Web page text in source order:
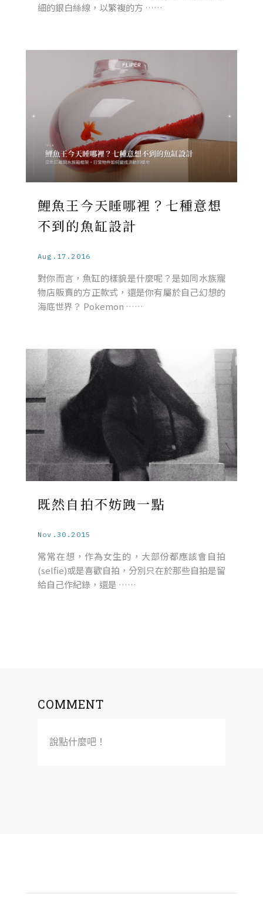
細的銀白絲線，以繁複的方 ……
鯉魚王今天睡哪裡？七種意想
不到的魚缸設計
Aug.17.2016
對你而言，魚缸的樣貌是什麼呢？是如同水族寵
物店販賣的方正款式，還是你有屬於自己幻想的
海底世界？ Pokemon ……
既然自拍不妨跩一點
Nov.30.2015
常常在想，作為女生的，大部份都應該會自拍
(selfie)或是喜歡自拍，分別只在於那些自拍是留
給自己作紀錄，還是 ……
COMMENT
說點什麼吧！